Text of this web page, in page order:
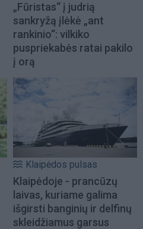
„Fūristas“ į judrią
sankryžą įlėkė „ant
rankinio“: vilkiko
puspriekabės ratai pakilo
į orą
Klaipėdos pulsas
Klaipėdoje - prancūzų
laivas, kuriame galima
išgirsti banginių ir delfinų
skleidžiamus garsus